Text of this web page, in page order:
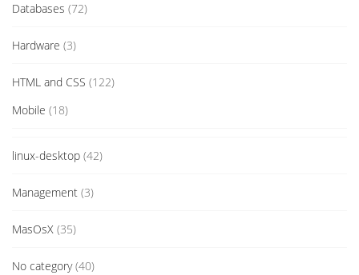
Databases (72)
Hardware (3)
HTML and CSS (122)
Mobile (18)
linux-desktop (42)
Management (3)
MasOsX (35)
No category(40)